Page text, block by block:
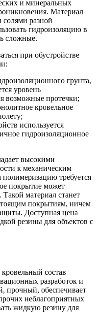
и минеральных
Материал
разной
гидроизоляцию в
сложные.
при обустройстве
грунта,
уровень
возможные протечки;
кровельное
используется
гидроизоляционное
высокими
к механическим
требуется
покрытие может
материал станет
покрытиям, ничем
Доступная цена
резины для объектов с
состав
разработок и
прочный, обеспечивает
неблагоприятных
жидкую резину для